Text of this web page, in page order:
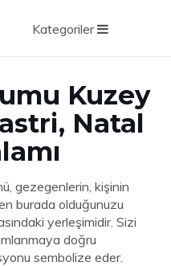
Kategoriler
Kuzey
Natal
gezegenlerin, kişinin
burada olduğunuzu
yerleşimidir. Sizi
doğru
sembolize eder.